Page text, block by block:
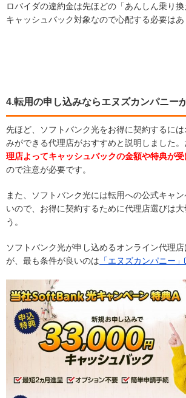
ロバイダの違約金は先ほどの「あんしん乗り
キャッシュバック対象なので心配する必要はあ
4.転用の申し込みならエヌズカンパニー
先ほど、ソフトバンク光をお得に契約するに
みができる代理店がおすすめと説明しました。
理店よってキャッシュバックの金額や特典が
ので注意が必要です。
また、ソフトバンク光には転用への公式キャ
いので、お得に契約するために代理店選びは
う。
ソフトバンク光が申し込めるオンライン代理
が、最も条件が良いのは 「エヌズカンパニー」